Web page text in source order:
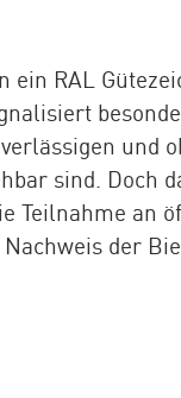
RAL
und
sind. Doch
Teilnahme an
der